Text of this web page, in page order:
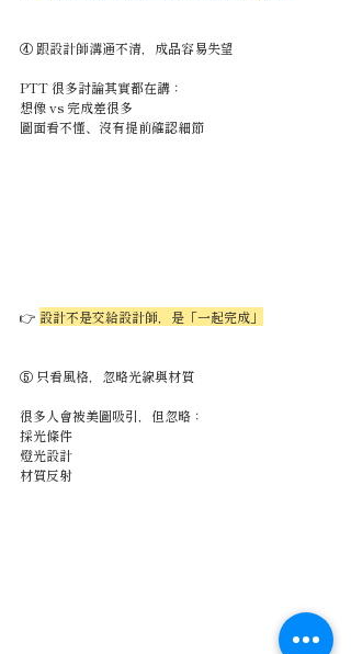
④ 跟設計師溝通不清，成品容易失望
PTT 很多討論其實都在講：
想像 vs 完成差很多
圖面看不懂、沒有提前確認細節
👉 設計不是交給設計師，是「一起完成」
⑤ 只看風格，忽略光線與材質
很多人會被美圖吸引，但忽略：
採光條件
燈光設計
材質反射